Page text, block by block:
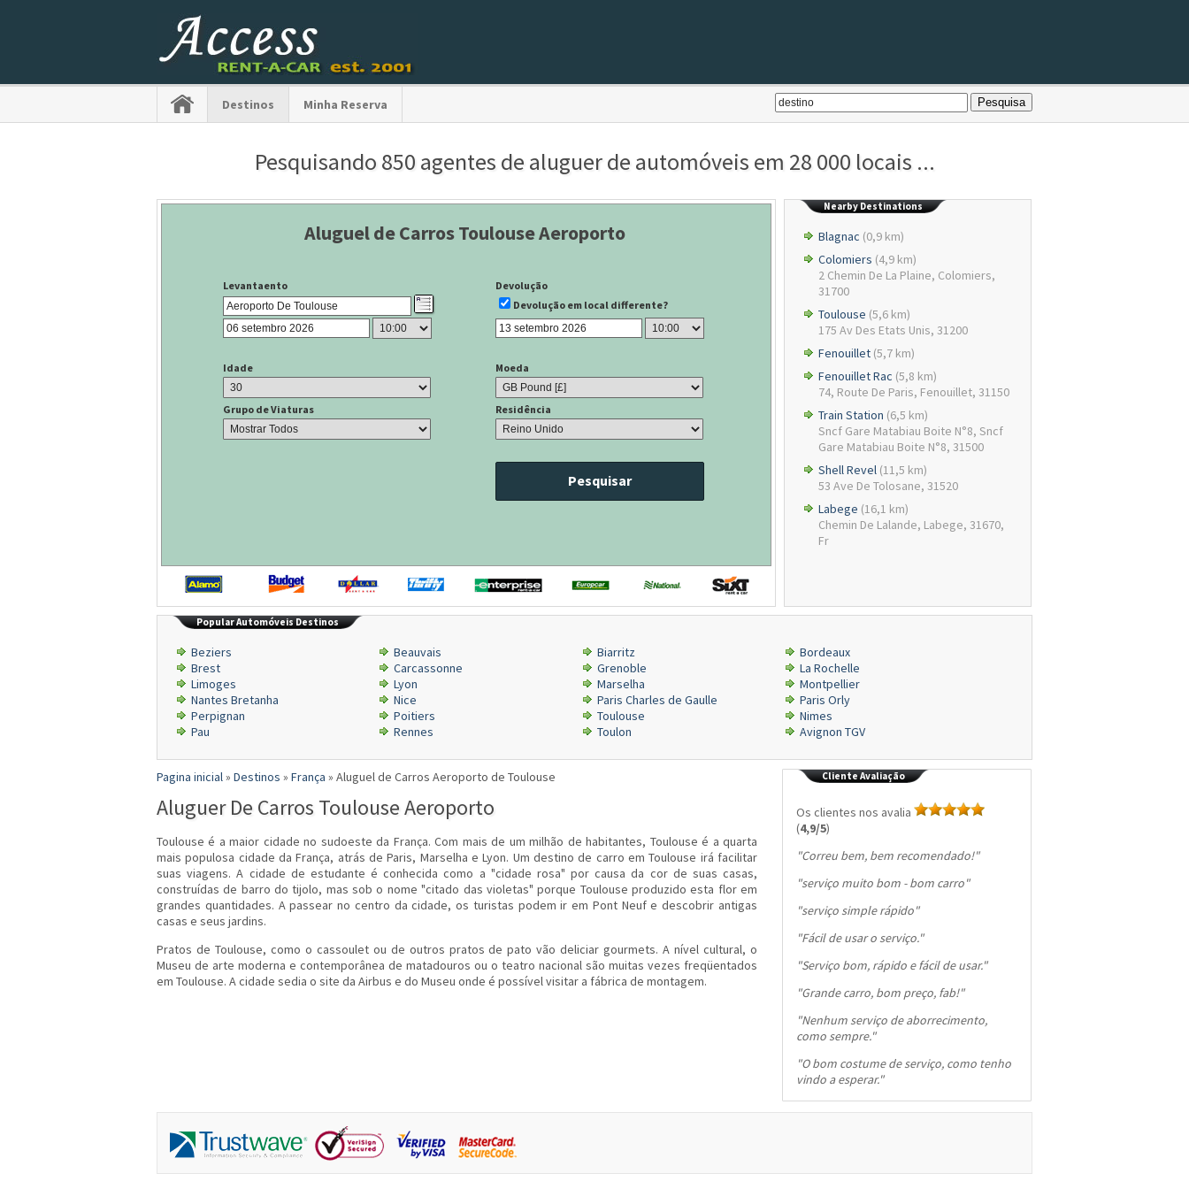
Destinos Minha Reserva
Pesquisando 850 agentes de aluguer de automóveis em 28 000 locais ...
Aluguel de Carros Toulouse Aeroporto
Levantaento
Devolução
Devolução em local differente?
Idade Moeda
Grupo de Viaturas Residência
Pesquisar
Nearby Destinations
Blagnac (0,9 km)
Colomiers (4,9 km)
2 Chemin De La Plaine, Colomiers,
31700
Toulouse (5,6 km)
175 Av Des Etats Unis, 31200
Fenouillet (5,7 km)
Fenouillet Rac (5,8 km)
74, Route De Paris, Fenouillet, 31150
Train Station (6,5 km)
Sncf Gare Matabiau Boite N°8, Sncf
Gare Matabiau Boite N°8, 31500
Shell Revel (11,5 km)
53 Ave De Tolosane, 31520
Labege (16,1 km)
Chemin De Lalande, Labege, 31670,
Fr
Popular Automóveis Destinos
Beziers Beauvais Biarritz
Bordeaux
Brest
Carcassonne Grenoble
La Rochelle
Limoges
Lyon Marselha
Montpellier
Nantes Bretanha
Nice Paris Charles de Gaulle
Paris Orly
Perpignan
Poitiers Toulouse
Nimes
Pau
Rennes Toulon Avignon TGV
Pagina inicial» Destinos » França » Aluguel de Carros Aeroporto de Toulouse
Aluguer De Carros Toulouse Aeroporto
Toulouse é a maior cidade no sudoeste da França. Com mais de um milhão de habitantes, Toulouse é a quarta
mais populosa cidade da França, atrás de Paris, Marselha e Lyon. Um destino de carro em Toulouse irá facilitar
suas viagens. A cidade de estudante é conhecida como a "cidade rosa" por causa da cor de suas casas,
construídas de barro do tijolo, mas sob o nome "citado das violetas" porque Toulouse produzido esta flor em
grandes quantidades. A passear no centro da cidade, os turistas podem ir em Pont Neuf e descobrir antigas
casas e seus jardins.
Pratos de Toulouse, como o cassoulet ou de outros pratos de pato vão deliciar gourmets. A nível cultural, o
Museu de arte moderna e contemporânea de matadouros ou o teatro nacional são muitas vezes freqüentados
em Toulouse. A cidade sedia o site da Airbus e do Museu onde é possível visitar a fábrica de montagem.
Cliente Avaliação
Os clientes nos avalia
(4,9/5)
"Correu bem, bem recomendado!"
"serviço muito bom - bom carro"
"serviço simple rápido"
"Fácil de usar o serviço."
"Serviço bom, rápido e fácil de usar."
"Grande carro, bom preço, fab!"
"Nenhum serviço de aborrecimento,
como sempre."
"O bom costume de serviço, como tenho
vindo a esperar."